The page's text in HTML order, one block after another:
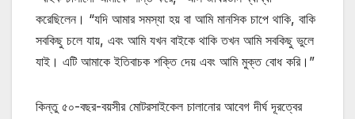
করেছিলেন। “যদি আমার সমস্যা হয় বা আমি মানসিক চাপে থাকি, বাকি
সবকিছু চলে যায়, এবং আমি যখন বাইকে থাকি তখন আমি সবকিছু ভুলে
যাই। এটি আমাকে ইতিবাচক শক্তি দেয় এবং আমি মুক্ত বোধ করি।”
কিন্তু ৫০-বছর-বয়সীর মোটরসাইকেল চালানোর আবেগ দীর্ঘ দূরত্বের